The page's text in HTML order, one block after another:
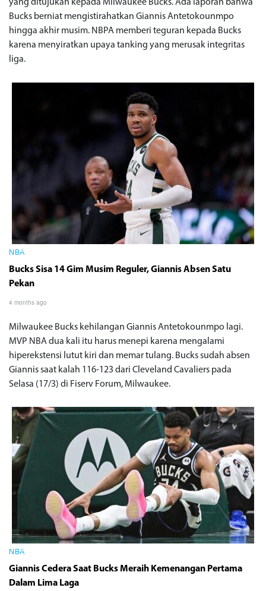
yang ditujukan kepada Milwaukee Bucks. Ada laporan bahwa
Bucks berniat mengistirahatkan Giannis Antetokounmpo
hingga akhir musim. NBPA memberi teguran kepada Bucks
karena menyiratkan upaya tanking yang merusak integritas
liga.
NBA
Bucks Sisa 14 Gim Musim Reguler, Giannis Absen Satu
Pekan
4 months ago
Milwaukee Bucks kehilangan Giannis Antetokounmpo lagi.
MVP NBA dua kali itu harus menepi karena mengalami
hiperekstensi lutut kiri dan memar tulang. Bucks sudah absen
Giannis saat kalah 116-123 dari Cleveland Cavaliers pada
Selasa (17/3) di Fiserv Forum, Milwaukee.
NBA
Giannis Cedera Saat Bucks Meraih Kemenangan Pertama
Dalam Lima Laga